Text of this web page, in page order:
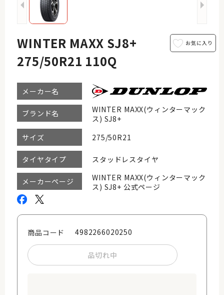
WINTER MAXX SJ8+
275/50R21 110Q
メーカー名
ブランド名
WINTER MAXX(ウィンターマック
ス) SJ8+
サイズ
275/50R21
タイヤタイプ スタッドレスタイヤ
メーカーページ
WINTER MAXX(ウィンターマック
ス) SJ8+ 公式ページ
商品コード 4982266020250
品切れ中